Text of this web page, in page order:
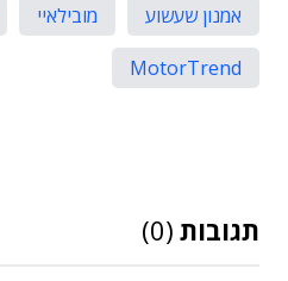
אמנון שעשוע מובילאיי
MotorTrend
תגובות (0)